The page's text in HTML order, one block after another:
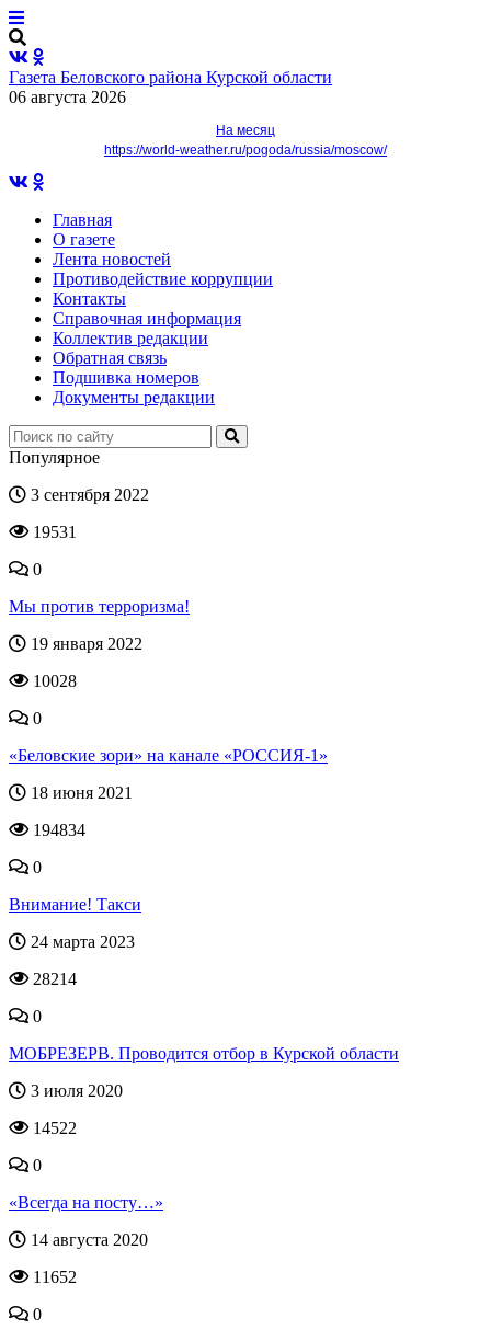
Газета Беловского района Курской области
06 августа 2026
На месяц
https://world-weather.ru/pogoda/russia/moscow/
Главная
О газете
Лента новостей
Противодействие коррупции
Контакты
Справочная информация
Коллектив редакции
Обратная связь
Подшивка номеров
Документы редакции
Популярное
3 сентября 2022
19531
0
Мы против терроризма!
19 января 2022
10028
0
«Беловские зори» на канале «РОССИЯ-1»
18 июня 2021
194834
0
Внимание! Такси
24 марта 2023
28214
0
МОБРЕЗЕРВ. Проводится отбор в Курской области
3 июля 2020
14522
0
«Всегда на посту…»
14 августа 2020
11652
0